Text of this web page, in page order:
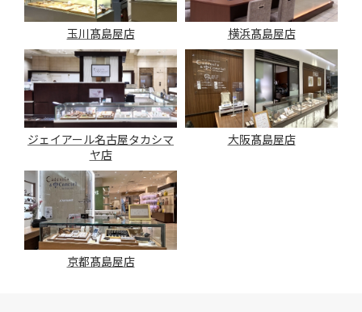
玉川髙島屋店 横浜髙島屋店
ジェイアール名古屋タカシマ
ヤ店
大阪髙島屋店
京都髙島屋店